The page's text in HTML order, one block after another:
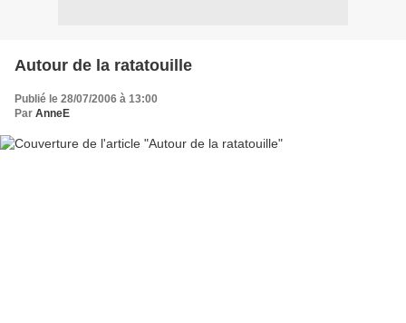
Autour de la ratatouille
Publié le 28/07/2006 à 13:00
Par AnneE